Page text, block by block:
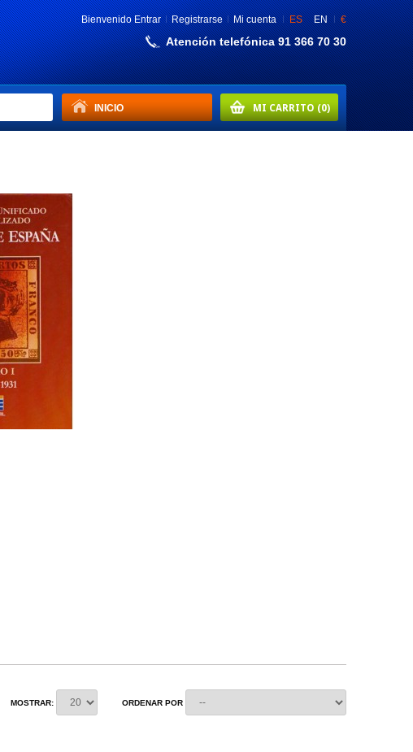
€
ES EN
BienvenidoEntrar Registrarse Mi cuenta
Atención telefónica 91 366 70 30
MI CARRITO (0)
INICIO
ORDENAR POR
MOSTRAR: